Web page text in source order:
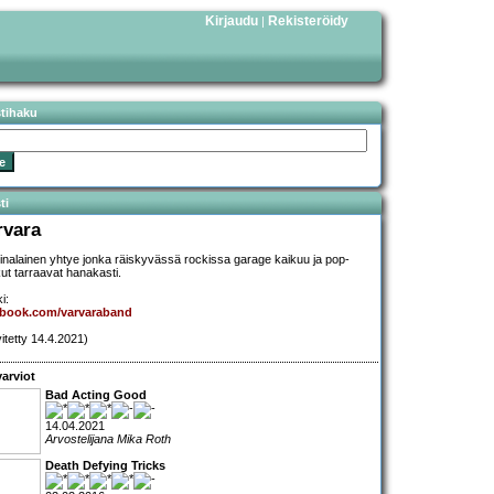
Kirjaudu | Rekisteröidy
yhtye jonka räiskyvässä rockissa garage kaikuu ja pop-
tarraavat hanakasti.
varvaraband
14.4.2021)
Bad Acting Good
14.04.2021
Arvostelijana Mika Roth
Death Defying Tricks